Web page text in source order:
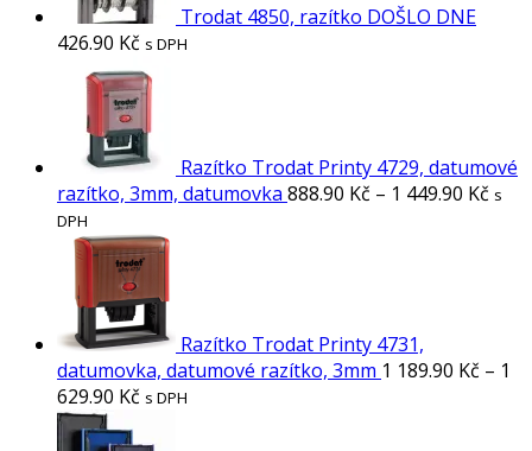
Trodat 4850, razítko DOŠLO DNE
426.90 Kč s DPH
Razítko Trodat Printy 4729, datumové
razítko, 3mm, datumovka 888.90 Kč – 1 449.90 Kč s
DPH
Razítko Trodat Printy 4731,
datumovka, datumové razítko, 3mm 1 189.90 Kč – 1
629.90 Kč s DPH